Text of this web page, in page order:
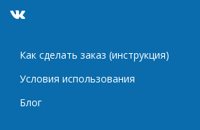
Как сделать заказ (инструкция)
Условия использования
Блог